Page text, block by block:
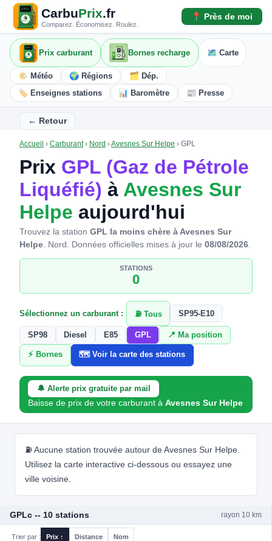
CarbuPrix.fr
Comparez. Économisez. Roulez.
📍 Près de moi
Prix carburant Bornes recharge 🗺️ Carte
🌤️ Météo 🌍 Régions
🗂️ Dép.
🏷️ Enseignes stations
📊 Baromètre 📰 Presse
← Retour
Accueil › Carburant› Nord ›Avesnes Sur Helpe › GPL
Prix GPL (Gaz de Pétrole
Liquéfié) à Avesnes Sur
Helpe aujourd'hui
Trouvez la station GPL la moins chère à Avesnes Sur
Helpe. Nord. Données officielles mises à jour le 08/08/2026.
STATIONS
0
Sélectionnez un carburant : ⛽ Tous SP95-E10
SP98 Diesel E85 GPL 📍 Ma position
⚡ Bornes 🗺️ Voir la carte des stations
🔔 Alerte prix gratuite par mail
Baisse de prix de votre carburant àAvesnes Sur Helpe
⛽ Aucune station trouvée autour de Avesnes Sur Helpe.
Utilisez la carte interactive ci-dessous ou essayez une
ville voisine.
GPLc -- 10 stations rayon 10 km
Trier par : Prix ↑ Distance Nom